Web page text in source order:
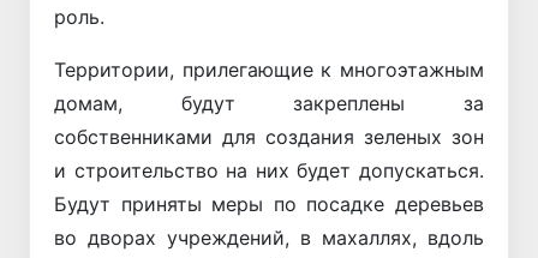
роль.
Территории, прилегающие к многоэтажным
домам, будут закреплены за
собственниками для создания зеленых зон
и строительство на них будет допускаться.
Будут приняты меры по посадке деревьев
во дворах учреждений, в махаллях, вдоль